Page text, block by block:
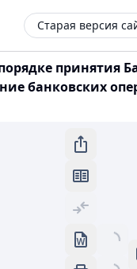
Старая версия
принятия
банковских